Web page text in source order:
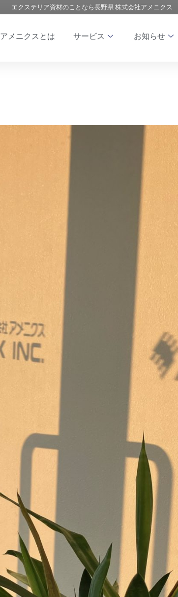
エクステリア資材のことなら長野県 株式会社アメニクス
アメニクスとは サービス お知らせ